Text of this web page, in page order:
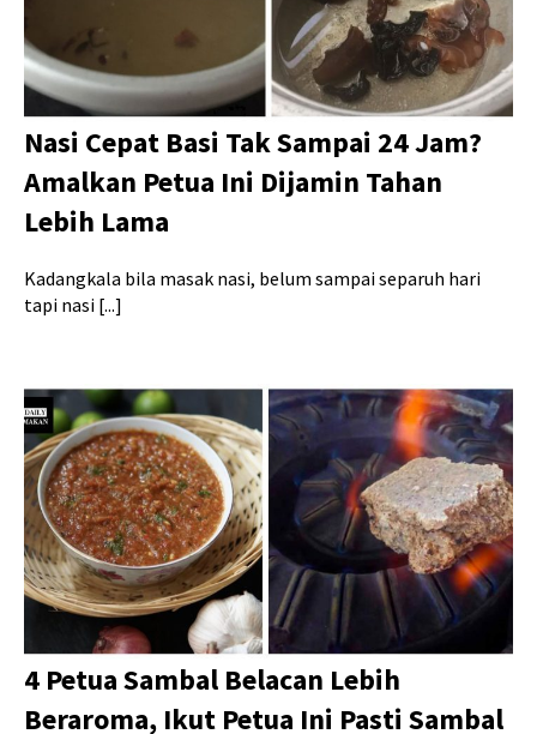
Nasi Cepat Basi Tak Sampai 24 Jam?
Amalkan Petua Ini Dijamin Tahan
Lebih Lama
Kadangkala bila masak nasi, belum sampai separuh hari
tapi nasi [...]
4 Petua Sambal Belacan Lebih
Beraroma, Ikut Petua Ini Pasti Sambal